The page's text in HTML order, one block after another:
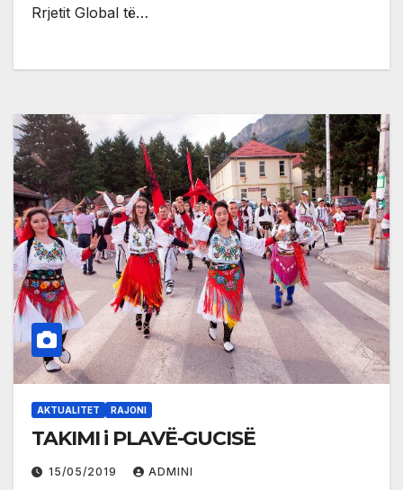
Rrjetit Global të…
AKTUALITET RAJONI
TAKIMI i PLAVË-GUCISË
15/05/2019 ADMINI